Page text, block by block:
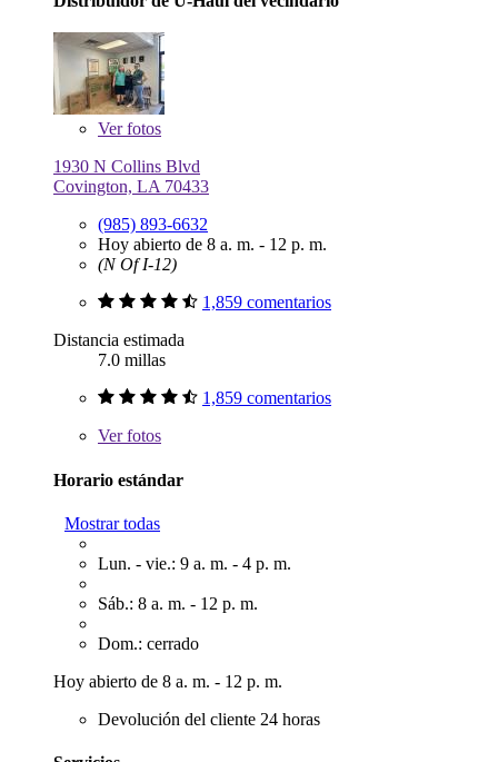
Verfotos
1930 N Collins Blvd
Covington, LA 70433
(985) 893-6632
Hoy abierto de 8 a. m. - 12 p. m.
(N Of I-12)
1,859 comentarios
Distancia estimada
7.0 millas
1,859 comentarios
Verfotos
Horario estándar
Mostrar todas
Lun. - vie.: 9 a. m. - 4 p. m.
Sáb.: 8 a. m. - 12 p. m.
Dom.: cerrado
Hoy abierto de 8 a. m. - 12 p. m.
Devolución del cliente 24 horas